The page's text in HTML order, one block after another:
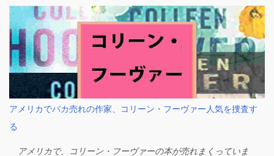
賛コメントを削除（USA Today） J.K. Rowling retracts tweet
praising Stephen King after he supported transgender women
J.K. Rowling walked back praise for Stephen King after her
fellow author spoke out against her recent anti-transgender
comments. まあ、「叩かれまくるJKRをキング先生がかばった
ら、JKRが狂喜して感謝ツイート。しかしその直後、キング先生
が、生まれながらの性別が男性で性転換して女性になった人も女
性だと思うかとの問いにイエスと答えた途端、JKRがキング先生へ
の感謝ツイート...
じました。ミステリー小説というジャンルの限界と自由さを同時
に感じ、このジャンルの今後の行く末が非常に気になります。
ノミネートされた長編小説6作品と作者を以下に簡単にご紹介した
いと思います。しかし、その前に、エドガー賞とは何ぞやの簡単
なおさらいから。 エドガー賞とは ミステリー小説界のアカデミ
ー賞みたいなアメリカの文学賞。英語圏ではイギリスのゴール
ド・ダガー賞と並んで、もっとも権威あるミステリー小説の文学
賞と言えます。 Mystery Writers of America (MWA、アメリカ
探偵作家クラブ、と訳すのはいかがなものか･･･)という、アメリカ
のミステリー小説の作家さんたちの団体が主催です。つまり、ミ
アメリカでバカ売れの作家、コリーン・フーヴァー人気を捜査す
る
アメリカで、コリーン・フーヴァーの本が売れまくっていま